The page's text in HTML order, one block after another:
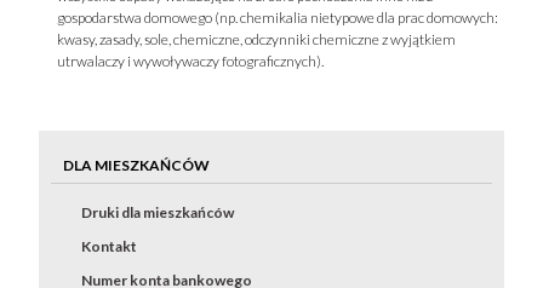
gospodarstwa domowego (np. chemikalia nietypowe dla prac domowych:
kwasy, zasady, sole, chemiczne, odczynniki chemiczne z wyjątkiem
utrwalaczy i wywoływaczy fotograficznych).
DLA MIESZKAŃCÓW
Druki dla mieszkańców
Kontakt
Numer konta bankowego